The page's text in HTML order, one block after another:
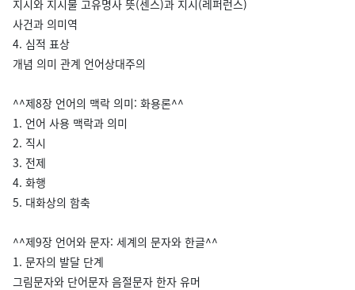
지시와 지시물 고유명사 뜻(센스)과 지시(레퍼런스)
사건과 의미역
4. 심적 표상
개념 의미 관계 언어상대주의
^^제8장 언어의 맥락 의미: 화용론^^
1. 언어 사용 맥락과 의미
2. 직시
3. 전제
4. 화행
5. 대화상의 함축
^^제9장 언어와 문자: 세계의 문자와 한글^^
1. 문자의 발달 단계
그림문자와 단어문자 음절문자 한자 유머